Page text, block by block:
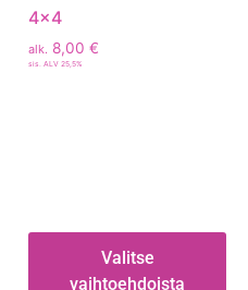
4×4
alk. 8,00 €
sis. ALV 25,5%
Valitse
vaihtoehdoista